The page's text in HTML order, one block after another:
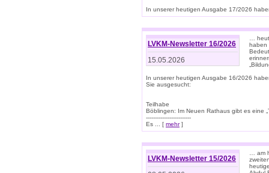
In unserer heutigen Ausgabe 17/2026
LVKM-Newsletter 16/2026
15.05.2026
…
haben
In unserer heutigen Ausgabe 16/2026
Sie ausgesucht:
Teilhabe
Böblingen: Im Neuen Rathaus gibt es eine
-------------------------
Es ... [ mehr]
LVKM-Newsletter 15/2026
… am